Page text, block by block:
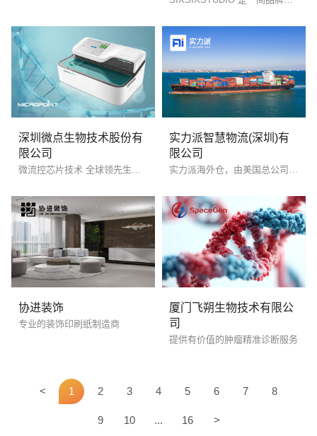
深圳微点生物技术股份有
限公司
实力派智慧物流(深圳)有
限公司
协进装饰
专业的装饰印刷纸制造商
厦门飞朔生物技术有限公
司
提供有价值的肿瘤精准诊断服务
< 1 2 3 4 5 6 7 8
9 10 ... 16 >
您的预算 3万-5万 5万-8万